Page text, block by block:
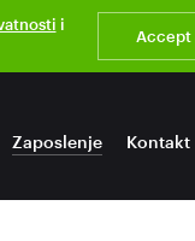
i
Accept
Zaposlenje Kontakt